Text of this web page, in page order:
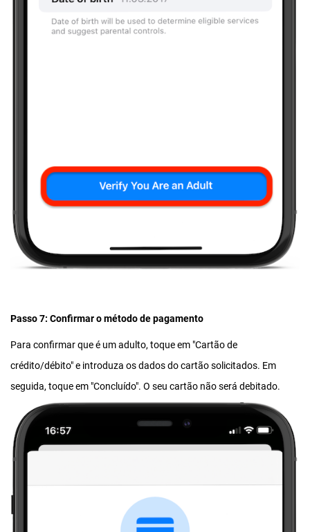
Passo 7: Confirmar o método de pagamento
Para confirmar que é um adulto, toque em "Cartão de
crédito/débito" e introduza os dados do cartão solicitados. Em
seguida, toque em "Concluído". O seu cartão não será debitado.